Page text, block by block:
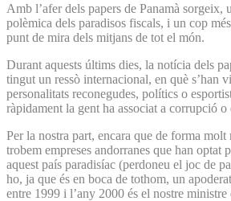
Amb l’afer dels papers de Panamà sorgeix,
polèmica dels paradisos fiscals, i un cop
punt de mira dels mitjans de tot el món.
Durant aquests últims dies, la notícia dels
tingut un ressò internacional, en què s’han
personalitats reconegudes, polítics o
ràpidament la gent ha associat a corrupció o
Per la nostra part, encara que de forma
trobem empreses andorranes que han optat
aquest país paradisíac (perdoneu el joc de
ho, ja que és en boca de tothom, un
entre 1999 i l’any 2000 és el nostre ministre